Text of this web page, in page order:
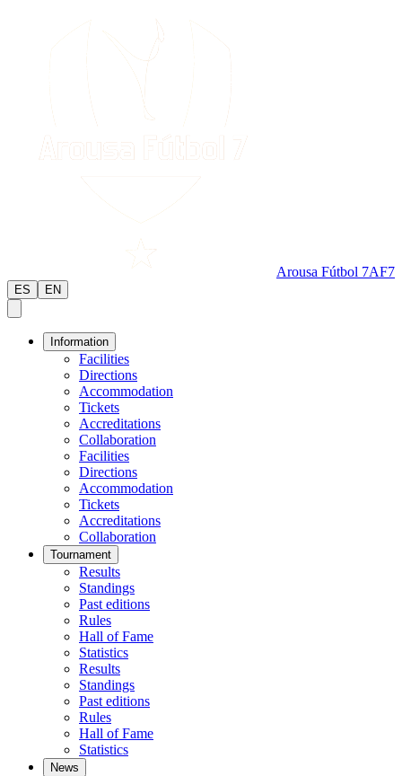
Arousa Fútbol 7AF7
ES EN
Information
Facilities
Directions
Accommodation
Tickets
Accreditations
Collaboration
Facilities
Directions
Accommodation
Tickets
Accreditations
Collaboration
Tournament
Results
Standings
Past editions
Rules
Hall of Fame
Statistics
Results
Standings
Past editions
Rules
Hall of Fame
Statistics
News